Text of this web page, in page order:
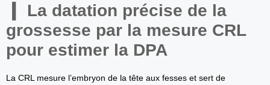
La datation précise de la
grossesse par la mesure CRL
pour estimer la DPA
La CRL mesure l’embryon de la tête aux fesses et sert de